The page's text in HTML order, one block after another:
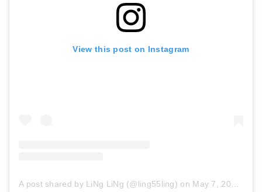
View this post on Instagram
A post shared by LiNg LiNg (@ling55ling) on May 7, 2018 at 5:24pm PDT